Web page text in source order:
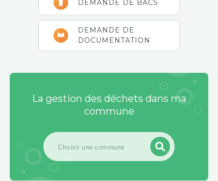
DEMANDE DE BACS
DEMANDE DE
DOCUMENTATION
La gestion des déchets dans ma
commune